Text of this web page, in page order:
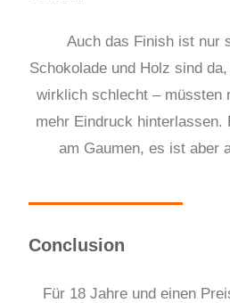
Auch das Finish ist nur
Schokolade und Holz sind
wirklich schlecht – müssten
mehr Eindruck hinterlassen.
am Gaumen, es ist aber
Conclusion
Für 18 Jahre und einen